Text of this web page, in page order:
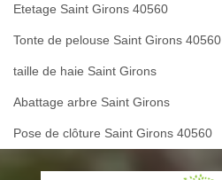
Etetage Saint Girons 40560
Tonte de pelouse Saint Girons 40560
taille de haie Saint Girons
Abattage arbre Saint Girons
Pose de clôture Saint Girons 40560